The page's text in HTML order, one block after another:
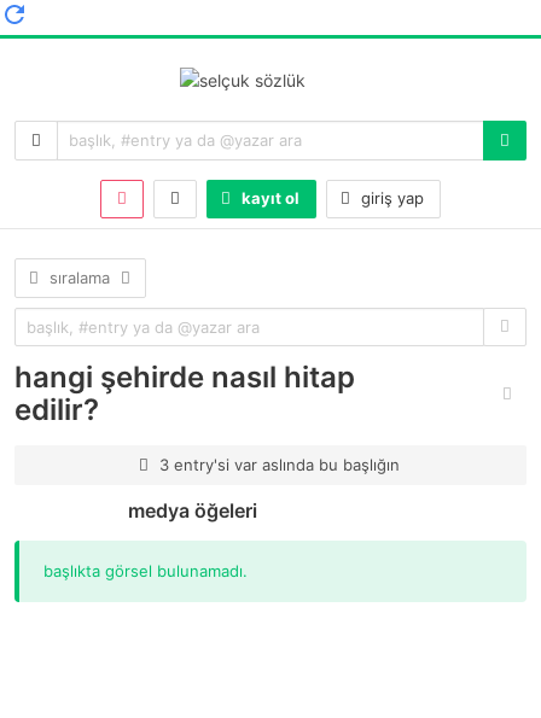
kayıt ol giriş yap
sıralama
hangi şehirde nasıl hitap
edilir?
3 entry'si var aslında bu başlığın
medya öğeleri
başlıkta görsel bulunamadı.